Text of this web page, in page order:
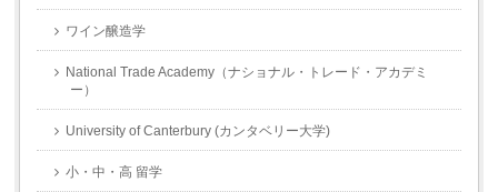
ワイン醸造学
National Trade Academy（ナショナル・トレード・アカデミ
ー）
University of Canterbury (カンタベリー大学)
小・中・高 留学